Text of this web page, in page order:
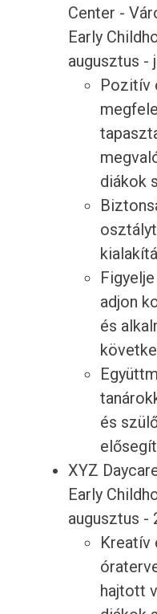
Center -
Early
augusztus -
Pozitív
diákok
adjon
és
és
XYZ
Early
augusztus -
Kreatív
hajtott